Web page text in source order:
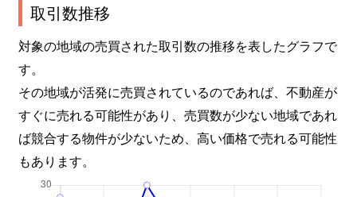
取引数推移
対象の地域の売買された取引数の推移を表したグラフで
す。
その地域が活発に売買されているのであれば、不動産が
すぐに売れる可能性があり、売買数が少ない地域であれ
ば競合する物件が少ないため、高い価格で売れる可能性
もあります。